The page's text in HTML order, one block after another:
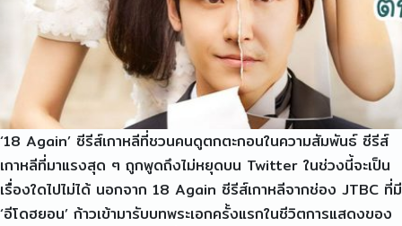
‘18 Again’ ซีรีส์เกาหลีที่ชวนคนดูตกตะกอนในความสัมพันธ์ ซีรีส์
เกาหลีที่มาแรงสุด ๆ ถูกพูดถึงไม่หยุดบน Twitter ในช่วงนี้จะเป็น
เรื่องใดไปไม่ได้ นอกจาก 18 Again ซีรีส์เกาหลีจากช่อง JTBC ที่มี
‘อีโดฮยอน’ ก้าวเข้ามารับบทพระเอกครั้งแรกในชีวิตการแสดงของ